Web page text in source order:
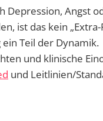
Depression, Angst
ist das kein
Teil der Dynamik.
und klinische
und Leitlinien/